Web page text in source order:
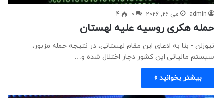
admin می 26, 2026 0
4
حمله هکری روسیه علیه لهستان
نیوزلن - بنا به ادعای این مقام لهستانی، در نتیجه حمله مزبور،
سیستم مالیاتی این کشور دچار اختلال شده و…
بیشتر بخوانید »